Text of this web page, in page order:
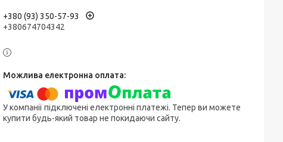
+380 (93) 350-57-93
+380674704342
У компанії підключені електронні платежі. Тепер ви можете
купити будь-який товар не покидаючи сайту.